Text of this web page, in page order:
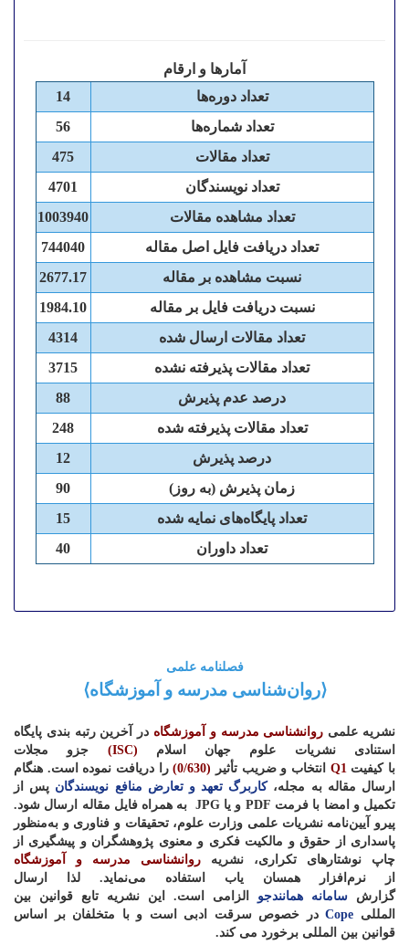
آمارها و ارقام
تعداد دوره‌ها
14
تعداد شماره‌ها
56
تعداد مقالات
475
تعداد نویسندگان
4701
تعداد مشاهده مقالات
1003940
تعداد دریافت فایل اصل مقاله
744040
نسبت مشاهده بر مقاله
2677.17
نسبت دریافت فایل بر مقاله
1984.10
تعداد مقالات ارسال شده
4314
تعداد مقالات پذیرفته نشده
3715
درصد عدم پذیرش
88
تعداد مقالات پذیرفته شده
248
درصد پذیرش
12
زمان پذیرش (به روز)
90
تعداد پایگاه‌های نمایه شده
15
تعداد داوران
40
فصلنامه علمی
⟨روان‌شناسی مدرسه و آموزشگاه⟩
نشریه علمی روان­شناسی مدرسه و آموزشگاه در آخرین رتبه بندی پایگاه
استنادی نشریات علوم جهان اسلام (
ISC
)
جزو مجلات
با کیفیت Q1 انتخاب و ضریب تأثیر (0/630)
را دریافت نموده است. هنگام
ارسال مقاله به مجله، کاربرگ تعهد و تعارض منافع نویسندگان پس از
تکمیل و امضا با فرمت PDF و یاJPG به همراه فایل مقاله ارسال شود.
پیرو آیین‌نامه نشریات علمی وزارت علوم، تحقیقات و فناوری و به‌منظور
پاسداری از حقوق و مالکیت فکری و معنوی پژوهشگران و پیشگیری از
چاپ نوشتارهای تکراری، نشریه روان­شناسی مدرسه و آموزشگاه
از
نرم‌افزار همسان یاب استفاده می‌نماید. لذا
ارسال
گزارش
سامانه همانندجو
الزامی است. این نشریه تابع قوانین بین
المللی Cope در خصوص سرقت ادبی است و با متخلفان بر اساس
قوانین بین المللی برخورد می کند.